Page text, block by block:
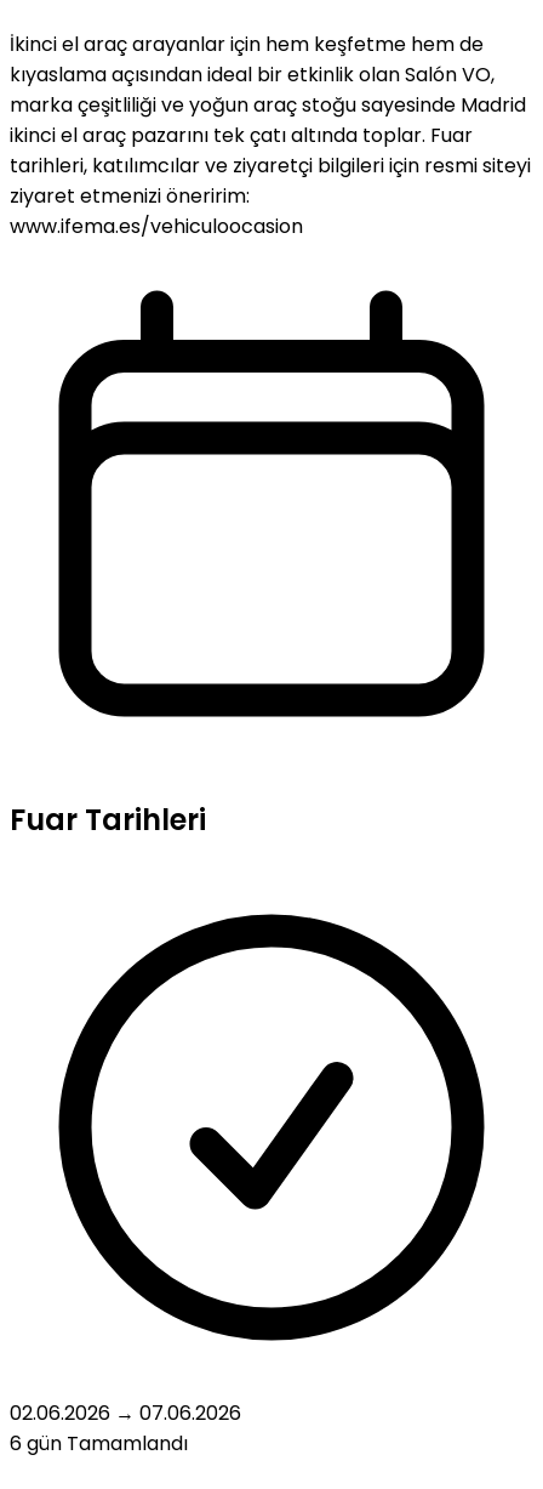
İkinci el araç arayanlar için hem keşfetme hem de
kıyaslama açısından ideal bir etkinlik olan Salón VO,
marka çeşitliliği ve yoğun araç stoğu sayesinde Madrid
ikinci el araç pazarını tek çatı altında toplar. Fuar
tarihleri, katılımcılar ve ziyaretçi bilgileri için resmi siteyi
ziyaret etmenizi öneririm:
www.ifema.es/vehiculoocasion
Fuar Tarihleri
02.06.2026 → 07.06.2026
6 gün Tamamlandı